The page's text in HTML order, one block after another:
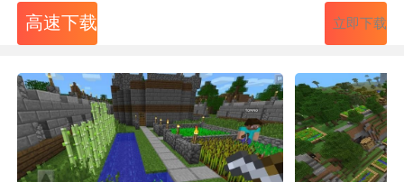
高速下载 立即下载